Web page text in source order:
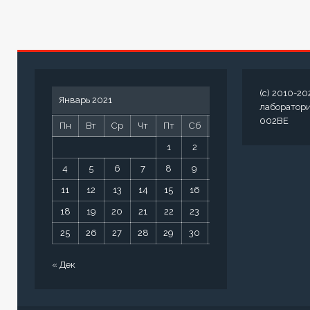
Январь 2021
Пн Вт Ср Чт Пт Сб
1 2
4 5 6 7 8 9
11 12 13 14 15 16
18 19 20 21 22 23
25 26 27 28 29 30
« Дек
(c) 2010-
002BE